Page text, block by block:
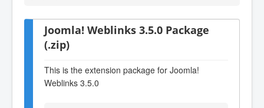
Joomla! Weblinks 3.5.0 Package
(.zip)
This is the extension package for Joomla!
Weblinks 3.5.0